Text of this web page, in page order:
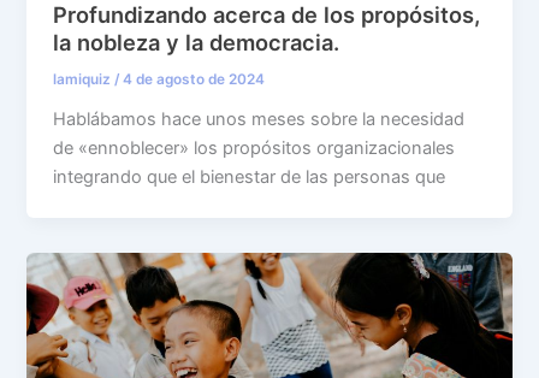
Profundizando acerca de los propósitos,
la nobleza y la democracia.
lamiquiz/4 de agosto de 2024
Hablábamos hace unos meses sobre la necesidad
de «ennoblecer» los propósitos organizacionales
integrando que el bienestar de las personas que